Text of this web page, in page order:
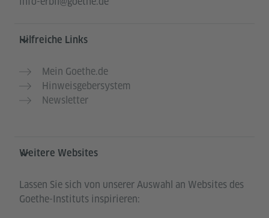
Hilfreiche Links
Mein Goethe.de
Hinweisgebersystem
Newsletter
Weitere Websites
Lassen Sie sich von unserer Auswahl an Websites des
Goethe-Instituts inspirieren: